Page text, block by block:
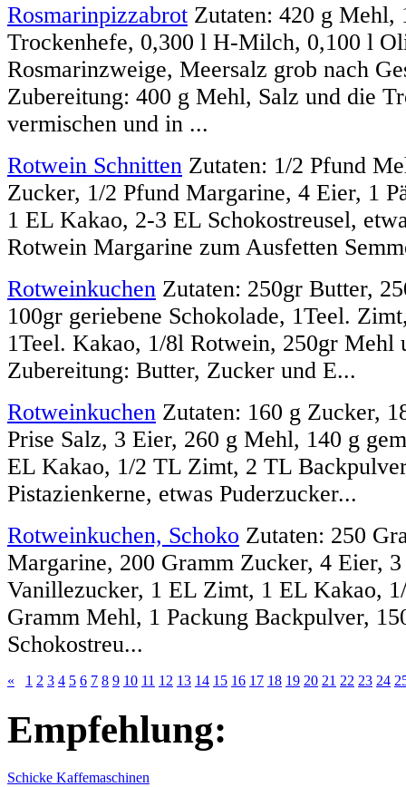
Rosmarinpizzabrot Zutaten: 420 g Mehl,
Trockenhefe, 0,300 l H-Milch, 0,100 l
Rosmarinzweige, Meersalz grob nach
Zubereitung: 400 g Mehl, Salz und die
vermischen und in ...
Rotwein Schnitten Zutaten: 1/2 Pfund
Zucker, 1/2 Pfund Margarine, 4 Eier, 1
1 EL Kakao, 2-3 EL Schokostreusel,
Rotwein Margarine zum Ausfetten
Rotweinkuchen Zutaten: 250gr Butter,
100gr geriebene Schokolade, 1Teel.
1Teel. Kakao, 1/8l Rotwein, 250gr Mehl
Zubereitung: Butter, Zucker und E...
Rotweinkuchen Zutaten: 160 g Zucker,
Prise Salz, 3 Eier, 260 g Mehl, 140 g
EL Kakao, 1/2 TL Zimt, 2 TL
Pistazienkerne, etwas Puderzucker...
Rotweinkuchen, Schoko Zutaten: 250
Margarine, 200 Gramm Zucker, 4 Eier, 3
Vanillezucker, 1 EL Zimt, 1 EL Kakao,
Gramm Mehl, 1 Packung Backpulver,
Schokostreu...
« 1 2 3 4 5 6 7 8 9 10 11 12 13 14 15 16 17 18 19 20 21 22 23 24
Empfehlung:
Schicke Kaffemaschinen